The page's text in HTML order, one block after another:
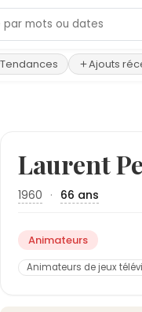
Tendances Ajouts
Laurent
1960 · 66 ans
Animateurs
Animateurs de jeux